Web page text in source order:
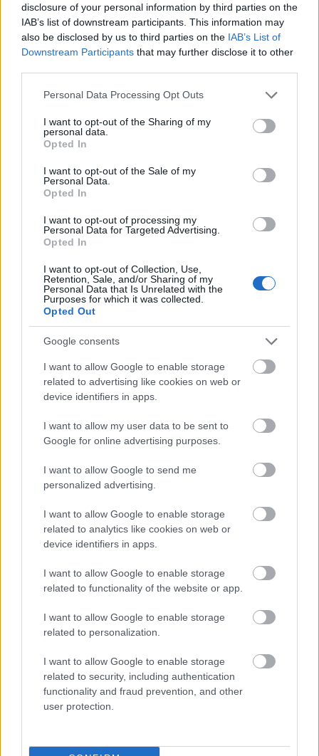
disclosure of your personal information by third parties on the
IAB’s list of downstream participants. This information may
also be disclosed by us to third parties on the IAB’s List of
Downstream Participants that may further disclose it to other
Please note that this website/app uses one or more Google
not limited to your visit or usage behaviour. You may click to
grant or deny consent to Google and its third-party tags to
use your data for below specified purposes in below Google
consent section.
Personal Data Processing Opt Outs
I want to opt-out of the Sharing of my
personal data.
Opted In
I want to opt-out of the Sale of my
Personal Data.
Opted In
I want to opt-out of processing my
Personal Data for Targeted Advertising.
Opted In
I want to opt-out of Collection, Use,
Retention, Sale, and/or Sharing of my
Personal Data that Is Unrelated with the
Purposes for which it was collected.
Opted Out
Google consents
I want to allow Google to enable storage
related to advertising like cookies on web or
device identifiers in apps.
I want to allow my user data to be sent to
Google for online advertising purposes.
I want to allow Google to send me
personalized advertising.
I want to allow Google to enable storage
related to analytics like cookies on web or
device identifiers in apps.
I want to allow Google to enable storage
related to functionality of the website or app.
I want to allow Google to enable storage
related to personalization.
I want to allow Google to enable storage
related to security, including authentication
functionality and fraud prevention, and other
user protection.
Post
navigation
ΠΡΟΗΓΟΎΜΕΝΟ ΆΡΘΡΟ
Ανδρική υπογονιμότητα: 10 κρίσιμες
Τι είναι το Metaverse και γιατί όλοι
Σχετικά Άρθρα
από
ανταγωνιστικό πλεονέκτημα για